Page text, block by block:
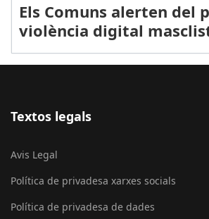
Els Comuns alerten del
violència digital
Textos legals
Avis Legal
Política de privadesa xarxes socials
Política de privadesa de dades